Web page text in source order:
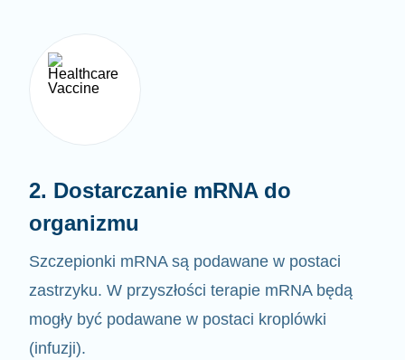
organizmu
Szczepionki mRNA są podawane w postaci
zastrzyku. W przyszłości terapie mRNA będą
mogły być podawane w postaci kroplówki
(infuzji).